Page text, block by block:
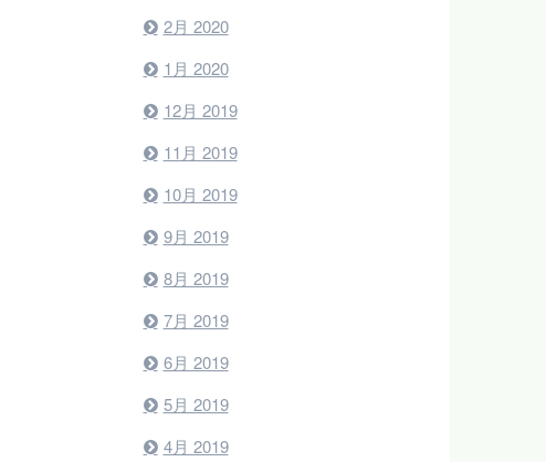
2月 2020
1月 2020
12月 2019
11月 2019
10月 2019
9月 2019
8月 2019
7月 2019
6月 2019
5月 2019
4月 2019